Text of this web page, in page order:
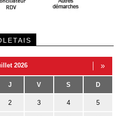
2026 »
J V S D
2 3 4 5